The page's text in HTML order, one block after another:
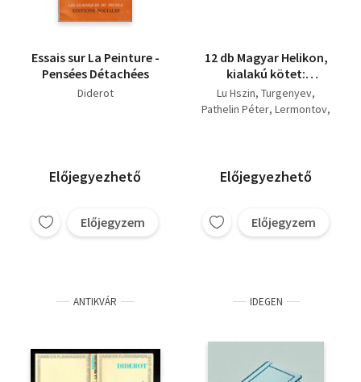
Essais sur La Peinture -
Pensées Détachées
Diderot
Előjegyezhető
Előjegyzem
12 db Magyar Helikon,
kialakú kötet:
Házasság és hűség;
Mesék; A krétakör;
Gondolatok;
Képeskönyv kép
Pathelin Péter
prókátor;
Lu Hszin Turgenyev
Pathelin Péter Lermontov
Diderot Charles Perrault
Előjegyezhető
Előjegyzem
ANTIKVÁR IDEGEN